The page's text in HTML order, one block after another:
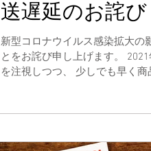
送遅延のお詫び
新型コロナウイルス感染拡大の影響にともない 以下の期間、商品
とをお詫び申し上げます。
を注視しつつ、 少しでも早く